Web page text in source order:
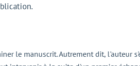
le manuscrit. Autrement dit, l'auteur